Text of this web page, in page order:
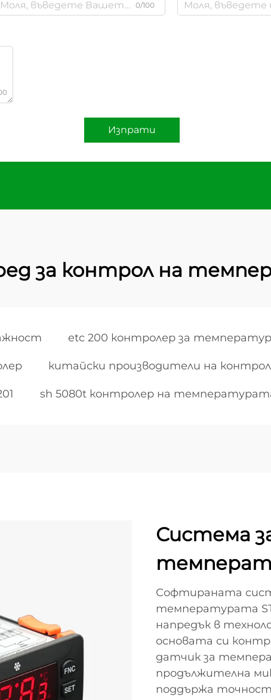
0/100
Изпрати
за контрол на
etc 200 контролер за
китайски производители на
sh 5080t контролер на
Система
Софтираната
температурата
напредък в
основата си
датчик за
продължителна
поддържа точност